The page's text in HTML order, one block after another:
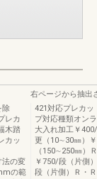
除
レカ
木踏
カッ
の変
の範
右ページから抽出
421対応プレカッ
プ対応種類オン
大入れ加工￥
更（10∼30㎜）
（150∼250㎜）
￥750/段（片側
段（片側）Ｒ・